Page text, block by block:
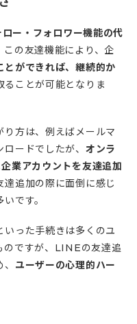
ロー・フォロワー機能の代
この友達機能により、企
とができれば、継続的か
ることが可能となりま
方は、例えばメールマ
ードでしたが、 オンラ
業アカウントを友達追加
追加の際に面倒に感じ
です。
った手続きは多くのユ
のですが、LINEの友達追
ユーザーの心理的ハー